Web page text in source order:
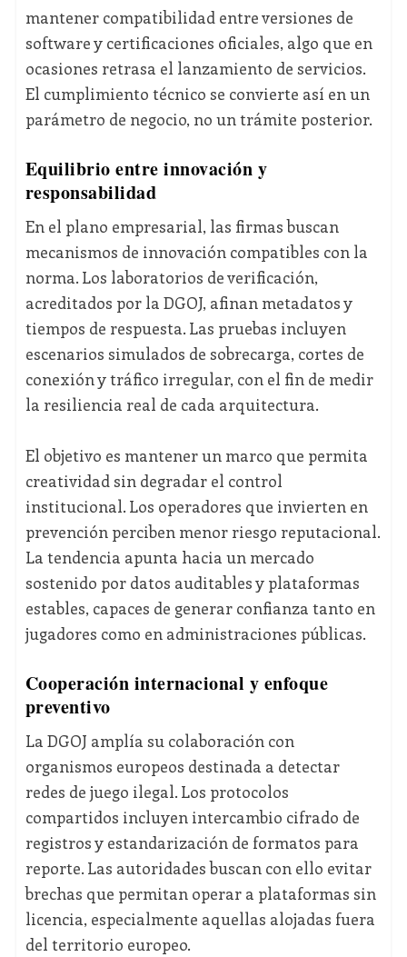
mantener compatibilidad entre versiones de
software y certificaciones oficiales, algo que en
ocasiones retrasa el lanzamiento de servicios.
El cumplimiento técnico se convierte así en un
parámetro de negocio, no un trámite posterior.
Equilibrio entre innovación y
responsabilidad
En el plano empresarial, las firmas buscan
mecanismos de innovación compatibles con la
norma. Los laboratorios de verificación,
acreditados por la DGOJ, afinan metadatos y
tiempos de respuesta. Las pruebas incluyen
escenarios simulados de sobrecarga, cortes de
conexión y tráfico irregular, con el fin de medir
la resiliencia real de cada arquitectura.
El objetivo es mantener un marco que permita
creatividad sin degradar el control
institucional. Los operadores que invierten en
prevención perciben menor riesgo reputacional.
La tendencia apunta hacia un mercado
sostenido por datos auditables y plataformas
estables, capaces de generar confianza tanto en
jugadores como en administraciones públicas.
Cooperación internacional y enfoque
preventivo
La DGOJ amplía su colaboración con
organismos europeos destinada a detectar
redes de juego ilegal. Los protocolos
compartidos incluyen intercambio cifrado de
registros y estandarización de formatos para
reporte. Las autoridades buscan con ello evitar
brechas que permitan operar a plataformas sin
licencia, especialmente aquellas alojadas fuera
del territorio europeo.